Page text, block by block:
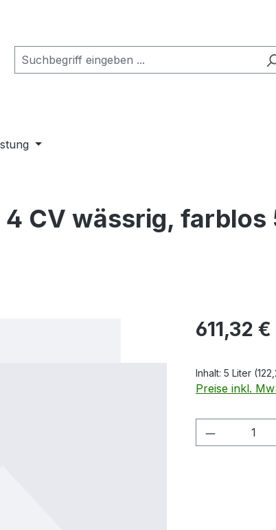
CV wässrig, farblos
Regulärer Preis:
611,32 €
Inhalt: 5 Liter
Preise inkl.
Produkt